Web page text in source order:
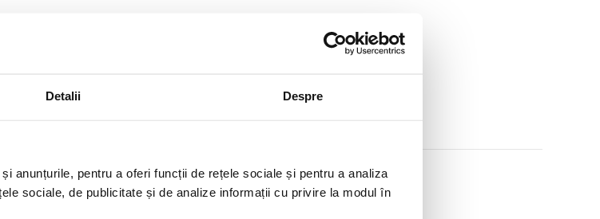
Detalii Despre
anunțurile, pentru a oferi funcții de rețele sociale și pentru a analiza
sociale, de publicitate și de analize informații cu privire la modul în